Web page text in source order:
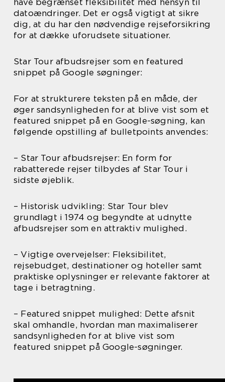
datoændringer. Det er også vigtigt at sikre
dig, at du har den nødvendige rejseforsikring
for at dække uforudsete situationer.
Star Tour afbudsrejser som en featured
snippet på Google søgninger:
For at strukturere teksten på en måde, der
øger sandsynligheden for at blive vist som et
featured snippet på en Google-søgning, kan
følgende opstilling af bulletpoints anvendes:
– Star Tour afbudsrejser: En form for
rabatterede rejser tilbydes af Star Tour i
sidste øjeblik.
– Historisk udvikling: Star Tour blev
grundlagt i 1974 og begyndte at udnytte
afbudsrejser som en attraktiv mulighed.
– Vigtige overvejelser: Fleksibilitet,
rejsebudget, destinationer og hoteller samt
praktiske oplysninger er relevante faktorer at
tage i betragtning.
– Featured snippet mulighed: Dette afsnit
skal omhandle, hvordan man maximaliserer
sandsynligheden for at blive vist som
featured snippet på Google-søgninger.